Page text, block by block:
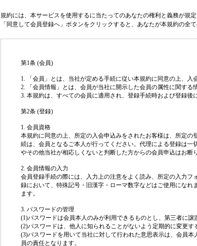
規約には、本サービスを使用するに当たってのあなたの権利と義務が規定
「同意して会員登録へ」ボタンをクリックすると、あなたが本規約の全